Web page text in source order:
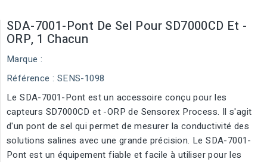
SDA-7001-Pont De Sel Pour SD7000CD Et -
ORP, 1 Chacun
Marque :
Référence : SENS-1098
Le SDA-7001-Pont est un accessoire conçu pour les
capteurs SD7000CD et -ORP de Sensorex Process. Il s'agit
d'un pont de sel qui permet de mesurer la conductivité des
solutions salines avec une grande précision. Le SDA-7001-
Pont est un équipement fiable et facile à utiliser pour les